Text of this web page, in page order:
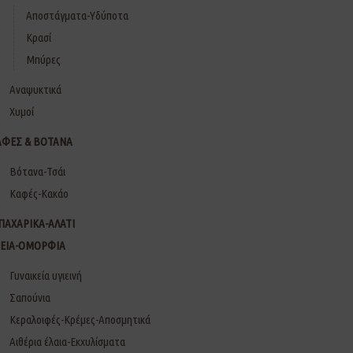
Αποστάγματα-Υδύποτα
Κρασί
Μπύρες
Αναψυκτικά
Χυμοί
& ΒΟΤΑΝΑ
Βότανα-Τσάι
Καφές-Κακάο
ΑΛΑΤΙ
ΟΜΟΡΦΙΑ
Γυναικεία υγιεινή
Σαπούνια
Κεραλοιφές-Κρέμες-Αποσμητικά
Αιθέρια έλαια-Εκχυλίσματα